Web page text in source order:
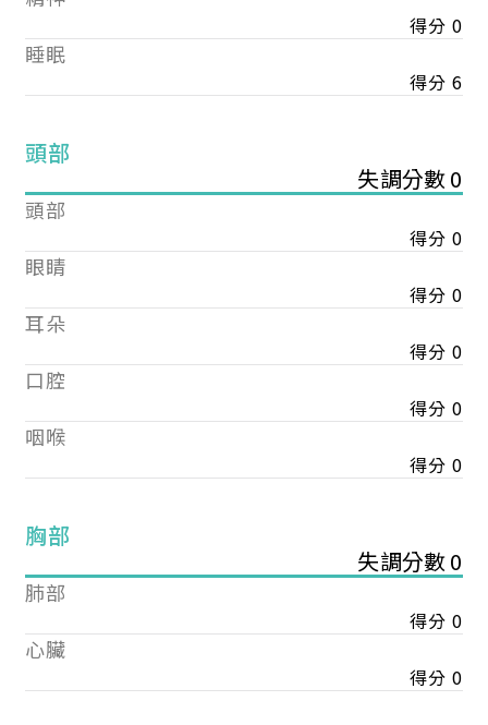
得分 0
睡眠
得分 6
頭部
失調分數 0
頭部
得分 0
眼睛
得分 0
耳朵
得分 0
口腔
得分 0
咽喉
得分 0
胸部
失調分數 0
肺部
得分 0
心臟
得分 0